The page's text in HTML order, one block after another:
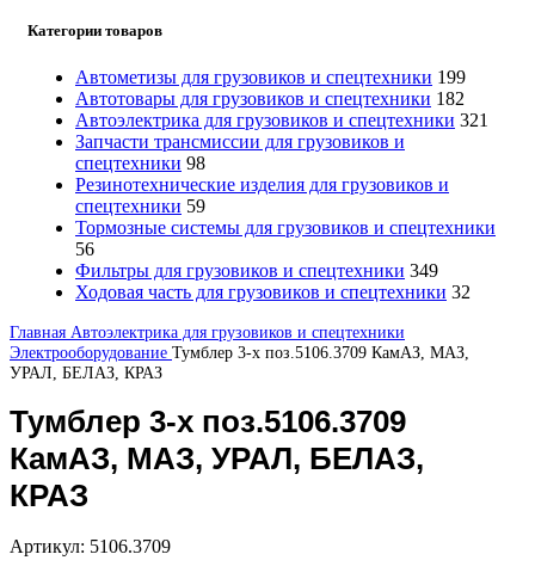
Категории товаров
Автометизы для грузовиков и спецтехники 199
Автотовары для грузовиков и спецтехники 182
Автоэлектрика для грузовиков и спецтехники 321
Запчасти трансмиссии для грузовиков и
спецтехники 98
Резинотехнические изделия для грузовиков и
спецтехники 59
Тормозные системы для грузовиков и спецтехники
56
Фильтры для грузовиков и спецтехники 349
Ходовая часть для грузовиков и спецтехники 32
Главная Автоэлектрика для грузовиков и спецтехники
Электрооборудование Тумблер 3-х поз.5106.3709 КамАЗ, МАЗ,
УРАЛ, БЕЛАЗ, КРАЗ
Тумблер 3-х поз.5106.3709
КамАЗ, МАЗ, УРАЛ, БЕЛАЗ,
КРАЗ
Артикул: 5106.3709